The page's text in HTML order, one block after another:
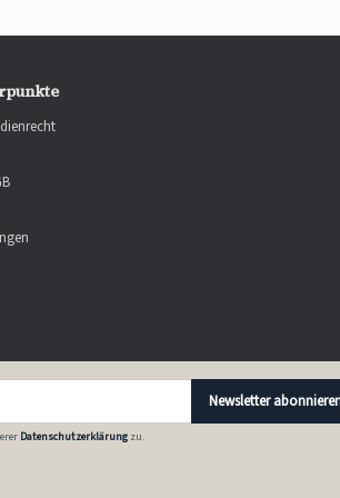
Newsletter
Datenschutzerklärung zu.